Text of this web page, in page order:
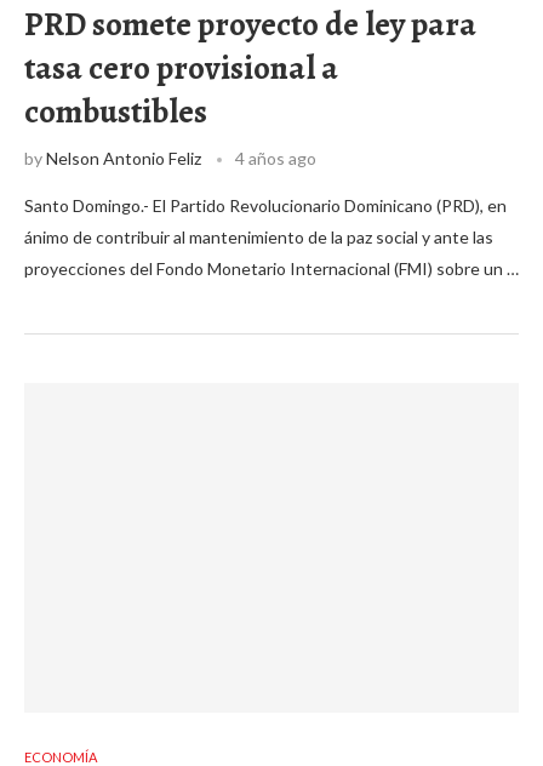
PRD somete proyecto de ley para
tasa cero provisional a
combustibles
byNelson Antonio Feliz 4 años ago
Santo Domingo.- El Partido Revolucionario Dominicano (PRD), en
ánimo de contribuir al mantenimiento de la paz social y ante las
proyecciones del Fondo Monetario Internacional (FMI) sobre un …
ECONOMÍA